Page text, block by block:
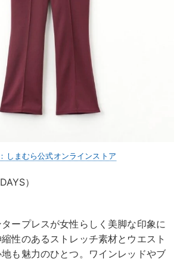
しまむら公式オンラインストア
）
ープレスが女性らしく美脚な印象に
性のあるストレッチ素材とウエスト
も魅力のひとつ。ワインレッドやブ